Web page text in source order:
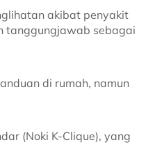
akibat penyakit
tanggungjawab sebagai
di rumah, namun
(Noki K-Clique), yang